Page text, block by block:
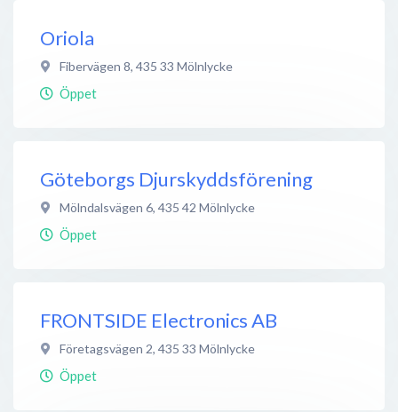
Oriola
Fibervägen 8, 435 33 Mölnlycke
Öppet
Göteborgs Djurskyddsförening
Mölndalsvägen 6, 435 42 Mölnlycke
Öppet
FRONTSIDE Electronics AB
Företagsvägen 2, 435 33 Mölnlycke
Öppet